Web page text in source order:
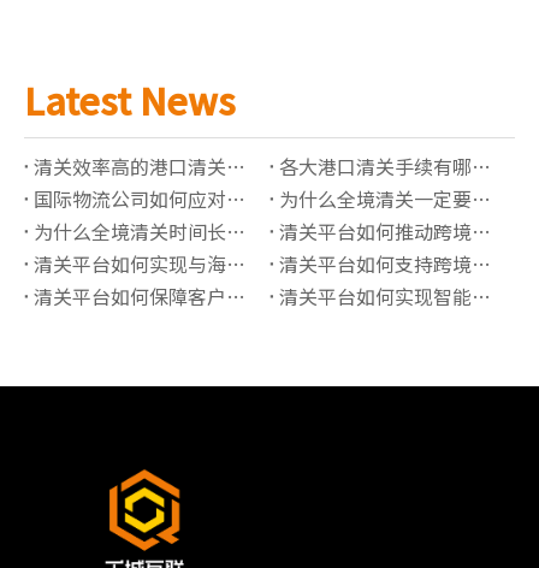
Latest News
清关效率高的港口清关公司有哪些推荐？
各大港口清关手续有哪些必须准备的资料？
国际物流公司如何应对高全境清关查验率？
为什么全境清关一定要了解正确的海关编码？
为什么全境清关时间长？有哪些影响因素？
清关平台如何推动跨境贸易“最后一公里”价值提升？
清关平台如何实现与海关系统的实时数据对接？
清关平台如何支持跨境保税仓的清关管理？
清关平台如何保障客户信息的隐私安全？
清关平台如何实现智能化的报关单据管理？